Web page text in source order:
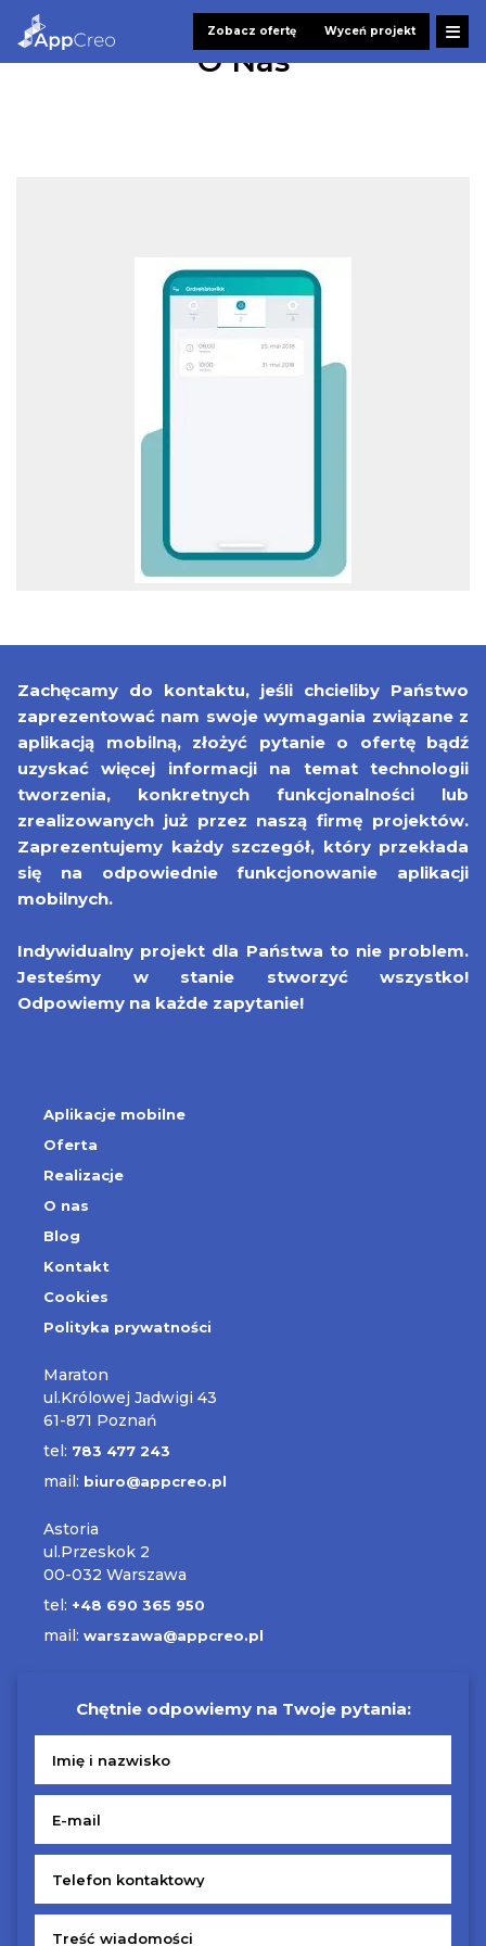
Zobacz ofertę Wyceń projekt
O Nas
Zachęcamy do kontaktu, jeśli chcieliby Państwo
zaprezentować nam swoje wymagania związane z
aplikacją mobilną, złożyć pytanie o ofertę bądź
uzyskać więcej informacji na temat technologii
tworzenia, konkretnych funkcjonalności lub
zrealizowanych już przez naszą firmę projektów.
Zaprezentujemy każdy szczegół, który przekłada
się na odpowiednie funkcjonowanie aplikacji
mobilnych.
Indywidualny projekt dla Państwa to nie problem.
Jesteśmy w stanie stworzyć wszystko!
Odpowiemy na każde zapytanie!
Aplikacje mobilne
Oferta
Realizacje
O nas
Blog
Kontakt
Cookies
Polityka prywatności
Maraton
ul.Królowej Jadwigi 43
61-871 Poznań
tel: 783 477 243
mail: biuro@appcreo.pl
Astoria
ul.Przeskok 2
00-032 Warszawa
tel: +48 690 365 950
mail: warszawa@appcreo.pl
Chętnie odpowiemy na Twoje pytania: